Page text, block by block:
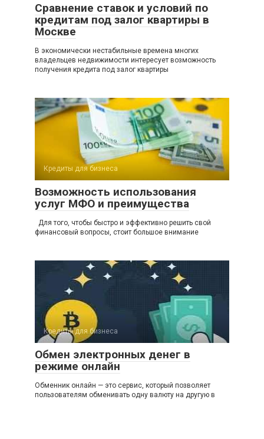
Сравнение ставок и условий по
кредитам под залог квартиры в
Москве
В экономически нестабильные времена многих
владельцев недвижимости интересует возможность
получения кредита под залог квартиры
Кредиты для бизнеса
Возможность использования
услуг МФО и преимущества
Для того, чтобы быстро и эффективно решить свой
финансовый вопросы, стоит большое внимание
Кредиты для бизнеса
Обмен электронных денег в
режиме онлайн
Обменник онлайн — это сервис, который позволяет
пользователям обменивать одну валюту на другую в